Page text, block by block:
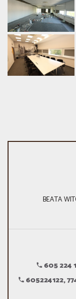
BEATA
605 224
605224122,